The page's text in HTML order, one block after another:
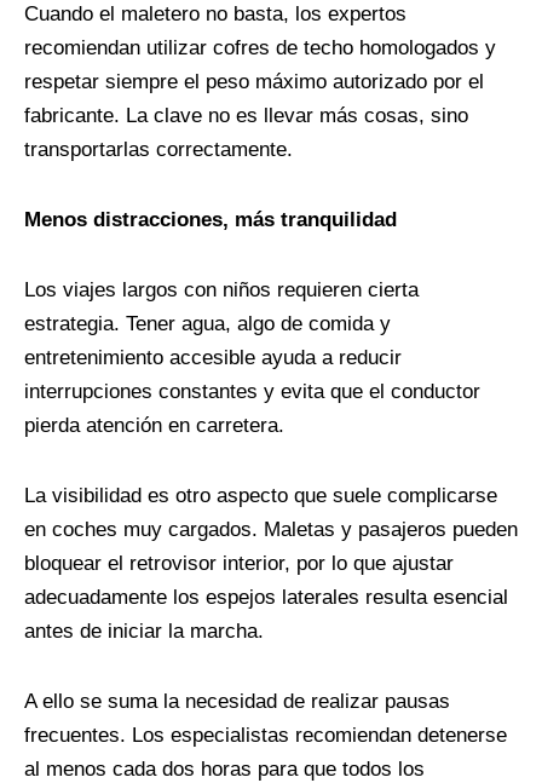
Cuando el maletero no basta, los expertos
recomiendan utilizar cofres de techo homologados y
respetar siempre el peso máximo autorizado por el
fabricante. La clave no es llevar más cosas, sino
transportarlas correctamente.
Menos distracciones, más tranquilidad
Los viajes largos con niños requieren cierta
estrategia. Tener agua, algo de comida y
entretenimiento accesible ayuda a reducir
interrupciones constantes y evita que el conductor
pierda atención en carretera.
La visibilidad es otro aspecto que suele complicarse
en coches muy cargados. Maletas y pasajeros pueden
bloquear el retrovisor interior, por lo que ajustar
adecuadamente los espejos laterales resulta esencial
antes de iniciar la marcha.
A ello se suma la necesidad de realizar pausas
frecuentes. Los especialistas recomiendan detenerse
al menos cada dos horas para que todos los